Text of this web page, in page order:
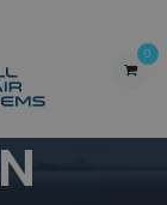
0